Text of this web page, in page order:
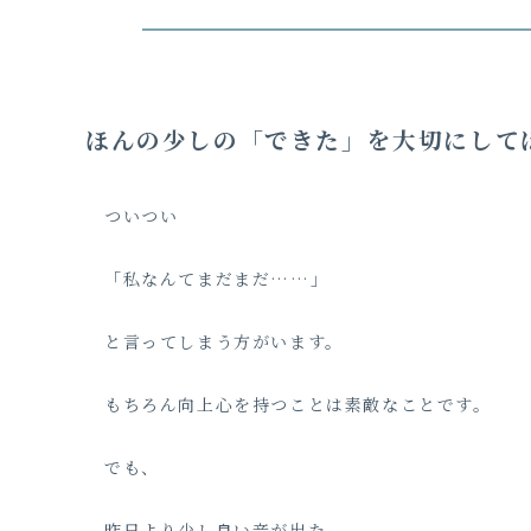
ほんの少しの「できた」を大切にして
ついつい
「私なんてまだまだ……」
と言ってしまう方がいます。
もちろん向上心を持つことは素敵なことです。
でも、